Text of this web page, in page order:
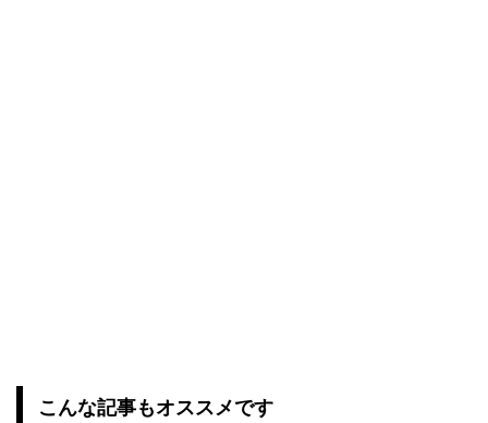
こんな記事もオススメです